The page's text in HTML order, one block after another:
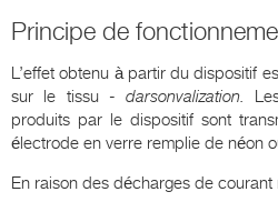
Principe de
L’effet obtenu à partir du dispositif
sur le tissu - darsonvalization.
produits par le dispositif sont
électrode en verre remplie de néon
En raison des décharges de courant